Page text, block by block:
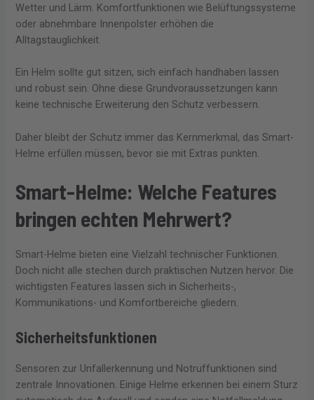
Wetter und Lärm. Komfortfunktionen wie Belüftungssysteme
oder abnehmbare Innenpolster erhöhen die
Alltagstauglichkeit.
Ein Helm sollte gut sitzen, sich einfach handhaben lassen
und robust sein. Ohne diese Grundvoraussetzungen kann
keine technische Erweiterung den Schutz verbessern.
Daher bleibt der Schutz immer das Kernmerkmal, das Smart-
Helme erfüllen müssen, bevor sie mit Extras punkten.
Smart-Helme: Welche Features
bringen echten Mehrwert?
Smart-Helme bieten eine Vielzahl technischer Funktionen.
Doch nicht alle stechen durch praktischen Nutzen hervor. Die
wichtigsten Features lassen sich in Sicherheits-,
Kommunikations- und Komfortbereiche gliedern.
Sicherheitsfunktionen
Sensoren zur Unfallerkennung und Notruffunktionen sind
zentrale Innovationen. Einige Helme erkennen bei einem Sturz